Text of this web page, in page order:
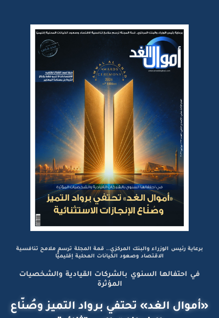
برعاية رئيس الوزراء والبنك المركزي.. قمة المجلة ترسم ملامح تنافسية
الاقتصاد وصعود الكيانات المحلية إقليميًّا
في احتفالها السنوي بالشركات القيادية والشخصيات
المؤثرة
«أموال الغد» تحتفي برواد التميز وصُنّاع